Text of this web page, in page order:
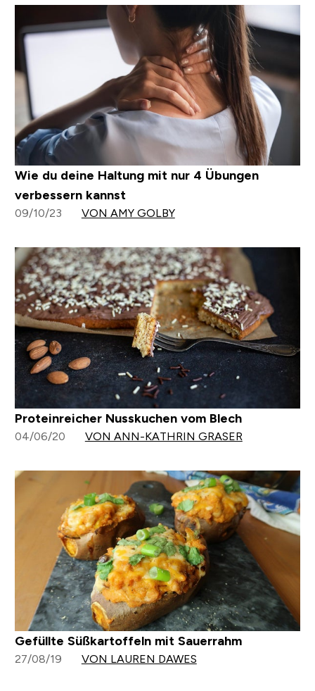
Wie du deine Haltung mit nur 4 Übungen
verbessern kannst
09/10/23 VON AMY GOLBY
Proteinreicher Nusskuchen vom Blech
04/06/20 VON ANN-KATHRIN GRASER
Gefüllte Süßkartoffeln mit Sauerrahm
27/08/19 VON LAUREN DAWES